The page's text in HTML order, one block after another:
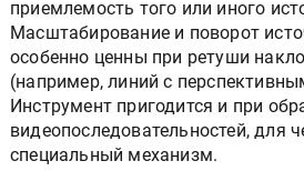
приемлемость того или иного
Масштабирование и поворот
особенно ценны при ретуши
(например, линий с
Инструмент пригодится и при
видеопоследовательностей, для
специальный механизм.